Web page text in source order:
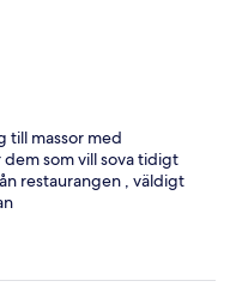
till massor med
som vill sova tidigt
restaurangen , väldigt